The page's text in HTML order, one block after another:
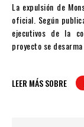
La expulsión de
oficial. Según
ejecutivos de la
proyecto se
LEER MÁS SOBRE